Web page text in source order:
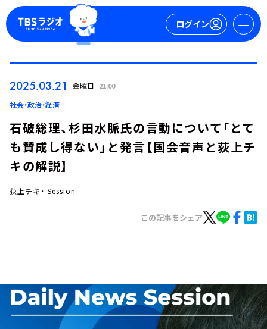
ログイン
イベント・グッズ
YouTube
会社情報
2025.03.21 金曜日 21:00
社会・政治・経済
石破総理、杉田水脈氏の言動について「とて
も賛成し得ない」と発言【国会音声と荻上チ
キの解説】
荻上チキ・ Session
この記事をシェア